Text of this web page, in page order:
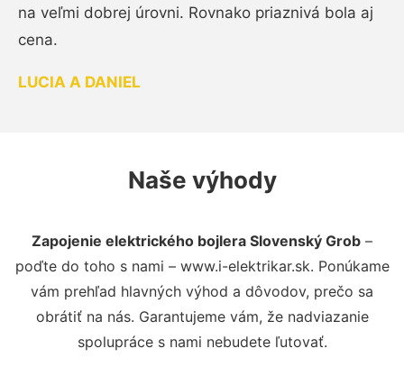
na veľmi dobrej úrovni. Rovnako priaznivá bola aj
cena.
LUCIA A DANIEL
Naše výhody
Zapojenie elektrického bojlera Slovenský Grob –
poďte do toho s nami – www.i-elektrikar.sk. Ponúkame
vám prehľad hlavných výhod a dôvodov, prečo sa
obrátiť na nás. Garantujeme vám, že nadviazanie
spolupráce s nami nebudete ľutovať.